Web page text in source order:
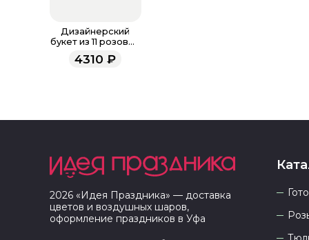
Дизайнерский
букет из 11 розовых
кустовых роз.
4310 ₽
2026 «Идея Праздника» — доставка
цветов и воздушных шаров,
оформление праздников в Уфа